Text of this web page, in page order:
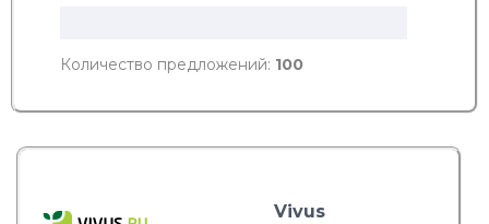
Количество предложений: 100
Vivus